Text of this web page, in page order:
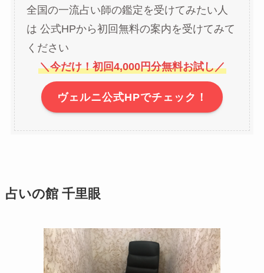
全国の一流占い師の鑑定を受けてみたい人
は 公式HPから初回無料の案内を受けてみて
ください
＼今だけ！初回4,000円分無料お試し／
ヴェルニ公式HPでチェック！
占いの館 千里眼